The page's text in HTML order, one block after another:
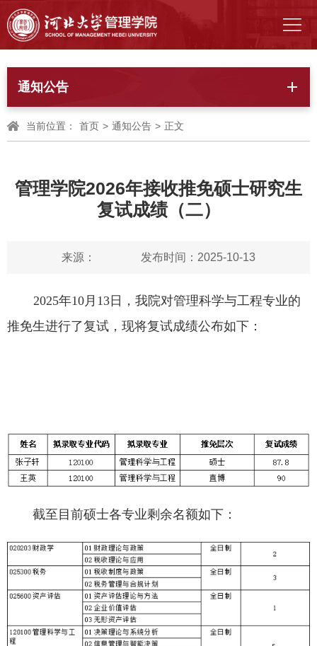
通知公告
当前位置： 首页 > 通知公告 > 正文
管理学院2026年接收推免硕士研究生
复试成绩（二）
来源： 发布时间：2025-10-13
2025年10月13日，我院对管理科学与工程专业的
推免生进行了复试，现将复试成绩公布如下：
截至目前硕士各专业剩余名额如下：